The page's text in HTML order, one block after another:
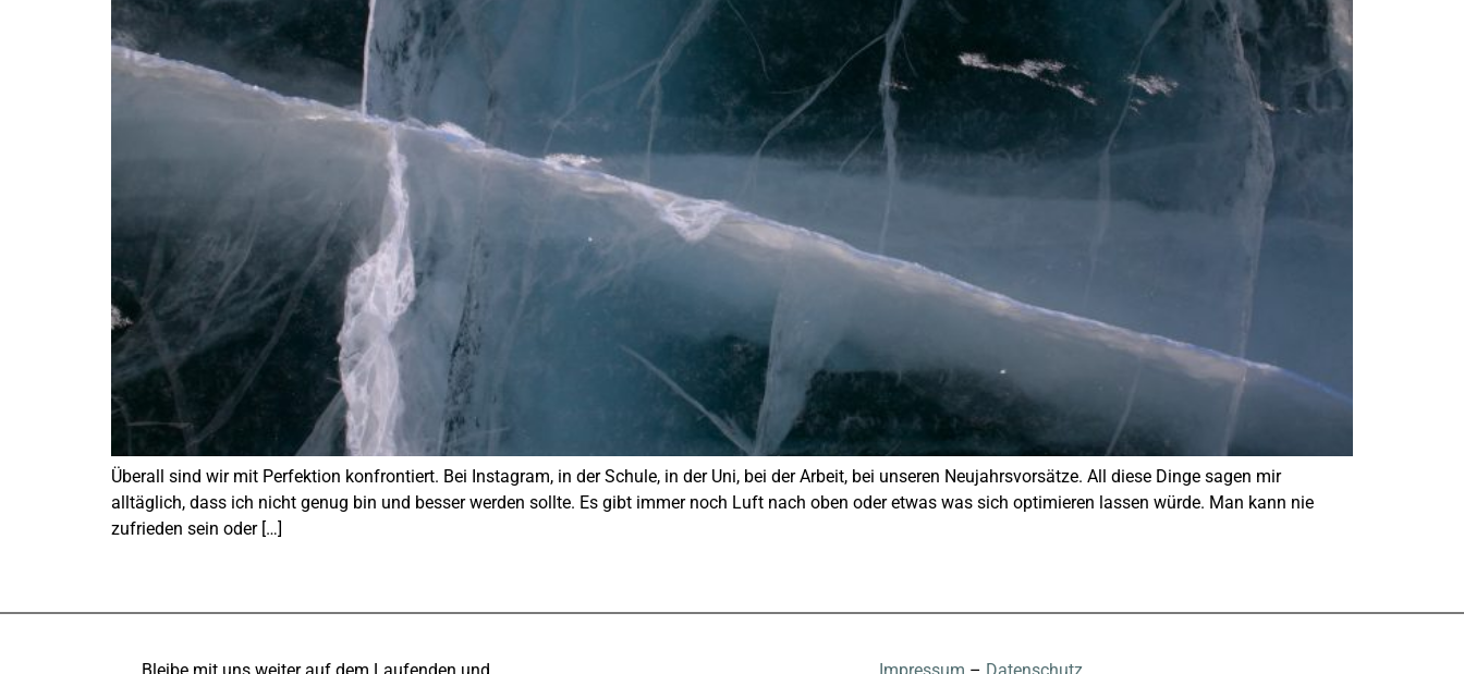
Überall sind wir mit Perfektion konfrontiert. Bei Instagram, in der Schule, in der Uni, bei der Arbeit, bei unseren Neujahrsvorsätze. All diese Dinge sagen mir
alltäglich, dass ich nicht genug bin und besser werden sollte. Es gibt immer noch Luft nach oben oder etwas was sich optimieren lassen würde. Man kann nie
zufrieden sein oder […]